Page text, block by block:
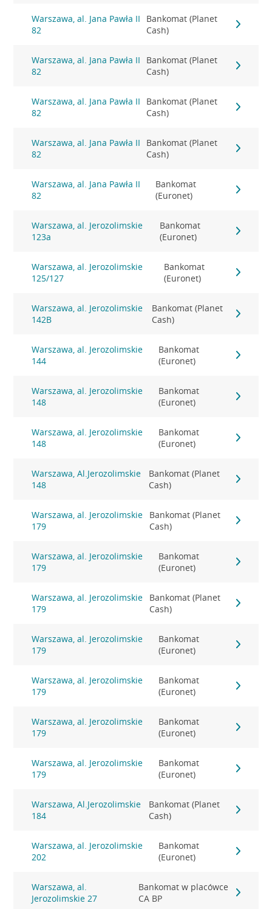
Warszawa, al. Jana Pawła II
82
Bankomat (Planet
Cash)
Warszawa, al. Jana Pawła II
82
Bankomat (Planet
Cash)
Warszawa, al. Jana Pawła II
82
Bankomat (Planet
Cash)
Warszawa, al. Jana Pawła II
82
Bankomat (Planet
Cash)
Warszawa, al. Jana Pawła II
82
Bankomat
(Euronet)
Warszawa, al. Jerozolimskie
123a
Bankomat
(Euronet)
Warszawa, al. Jerozolimskie
125/127
Bankomat
(Euronet)
Warszawa, al. Jerozolimskie
142B
Bankomat (Planet
Cash)
Warszawa, al. Jerozolimskie
144
Bankomat
(Euronet)
Warszawa, al. Jerozolimskie
148
Bankomat
(Euronet)
Warszawa, al. Jerozolimskie
148
Bankomat
(Euronet)
Warszawa, Al.Jerozolimskie
148
Bankomat (Planet
Cash)
Warszawa, al. Jerozolimskie
179
Bankomat (Planet
Cash)
Warszawa, al. Jerozolimskie
179
Bankomat
(Euronet)
Warszawa, al. Jerozolimskie
179
Bankomat (Planet
Cash)
Warszawa, al. Jerozolimskie
179
Bankomat
(Euronet)
Warszawa, al. Jerozolimskie
179
Bankomat
(Euronet)
Warszawa, al. Jerozolimskie
179
Bankomat
(Euronet)
Warszawa, al. Jerozolimskie
179
Bankomat
(Euronet)
Warszawa, Al.Jerozolimskie
184
Bankomat (Planet
Cash)
Warszawa, al. Jerozolimskie
202
Bankomat
(Euronet)
Warszawa, al.
Jerozolimskie 27
Bankomat w placówce
CA BP